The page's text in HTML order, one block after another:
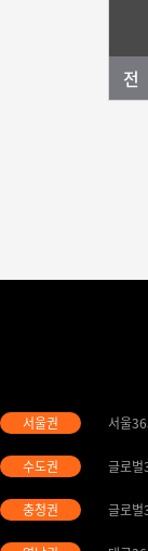
서울
글로
글로